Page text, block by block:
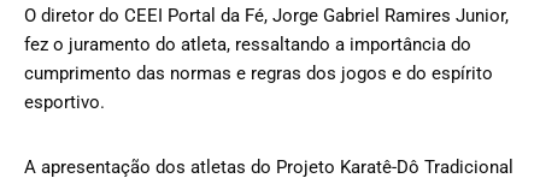
O diretor do CEEI Portal da Fé, Jorge Gabriel Ramires Junior,
fez o juramento do atleta, ressaltando a importância do
cumprimento das normas e regras dos jogos e do espírito
esportivo.
A apresentação dos atletas do Projeto Karatê-Dô Tradicional